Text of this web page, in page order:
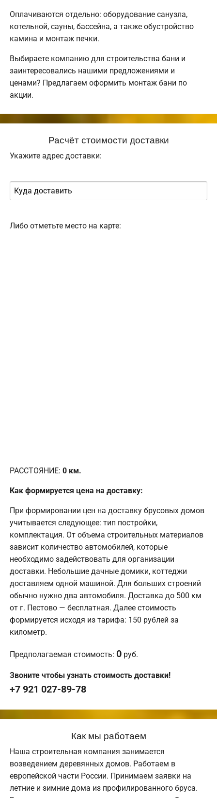
Оплачиваются отдельно: оборудование санузла,
котельной, сауны, бассейна, а также обустройство
камина и монтаж печки.
Выбираете компанию для строительства бани и
заинтересовались нашими предложениями и
ценами? Предлагаем оформить монтаж бани по
акции.
Расчёт стоимости доставки
Укажите адрес доставки:
Либо отметьте место на карте:
РАССТОЯНИЕ: 0 км.
Как формируется цена на доставку:
При формировании цен на доставку брусовых домов
учитывается следующее: тип постройки,
комплектация. От объема строительных материалов
зависит количество автомобилей, которые
необходимо задействовать для организации
доставки. Небольшие дачные домики, коттеджи
доставляем одной машиной. Для больших строений
обычно нужно два автомобиля. Доставка до 500 км
от г. Пестово — бесплатная. Далее стоимость
формируется исходя из тарифа: 150 рублей за
километр.
Предполагаемая стоимость: 0 руб.
Звоните чтобы узнать стоимость доставки!
+7 921 027-89-78
Как мы работаем
Наша строительная компания занимается
возведением деревянных домов. Работаем в
европейской части России. Принимаем заявки на
летние и зимние дома из профилированного бруса.